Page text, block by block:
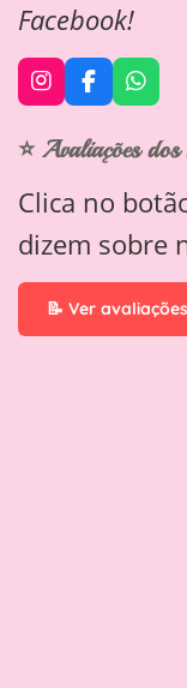
Facebook!
I
n
t
g
r
a
F
a
c
e
o
o
k
W
h
t
A
p
p
⭐ Avaliações dos
Clica no
dizem sobre
📝 Ver